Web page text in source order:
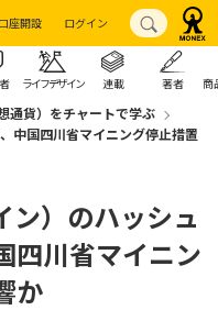
口座開設 ログイン
ライフデザイン 連載 著者 商
通貨）をチャートで学ぶ
中国四川省マイニング停止措置
ン）のハッシュ
四川省マイニン
か